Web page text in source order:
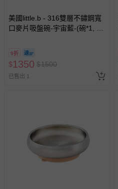
美國little.b - 316雙層不鏽鋼寬
口麥片吸盤碗-宇宙藍-(碗*1, 吸
9折
$1350 $1500
已售出 1